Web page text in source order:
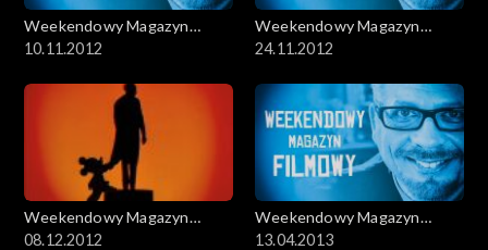
Weekendowy Magazyn
Filmowy
10.11.2012
Weekendowy Magazyn
Filmowy
24.11.2012
Weekendowy Magazyn
Filmowy
08.12.2012
Weekendowy Magazyn
Filmowy
13.04.2013